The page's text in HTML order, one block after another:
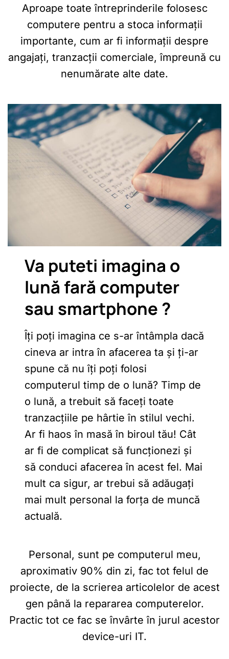
Aproape toate întreprinderile folosesc
computere pentru a stoca informații
importante, cum ar fi informații despre
angajați, tranzacții comerciale, împreună cu
nenumărate alte date.
Va puteti imagina o
lună fară computer
sau smartphone ?
Îți poți imagina ce s-ar întâmpla dacă
cineva ar intra în afacerea ta și ți-ar
spune că nu îți poți folosi
computerul timp de o lună? Timp de
o lună, a trebuit să faceți toate
tranzacțiile pe hârtie în stilul vechi.
Ar fi haos în masă în biroul tău! Cât
ar fi de complicat să funcționezi și
să conduci afacerea în acest fel. Mai
mult ca sigur, ar trebui să adăugați
mai mult personal la forța de muncă
actuală.
Personal, sunt pe computerul meu,
aproximativ 90% din zi, fac tot felul de
proiecte, de la scrierea articolelor de acest
gen până la repararea computerelor.
Practic tot ce fac se învârte în jurul acestor
device-uri IT.